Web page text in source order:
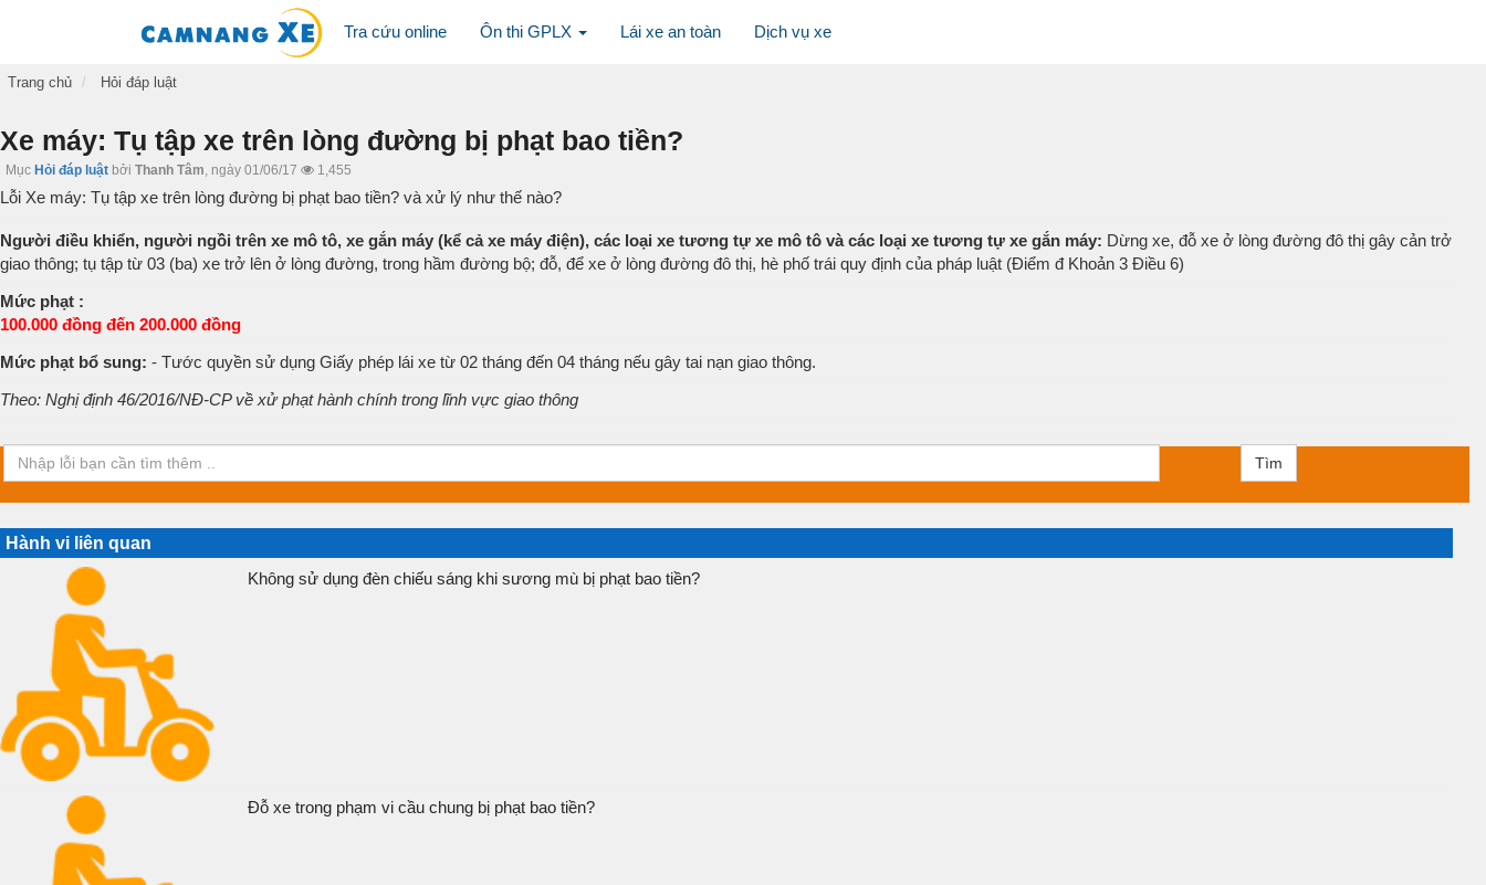
Tra cứu online Ôn thi GPLX Lái xe an toàn Dịch vụ xe
Trang chủ Hỏi đáp luật
Xe máy: Tụ tập xe trên lòng đường bị phạt bao tiền?
Mục Hỏi đáp luật bởi Thanh Tâm, ngày 01/06/17 1,455
Lỗi Xe máy: Tụ tập xe trên lòng đường bị phạt bao tiền? và xử lý như thế nào?
Người điều khiển, người ngồi trên xe mô tô, xe gắn máy (kể cả xe máy điện), các loại xe tương tự xe mô tô và các loại xe tương tự xe gắn máy: Dừng xe, đỗ xe ở lòng đường đô thị gây cản trở
giao thông; tụ tập từ 03 (ba) xe trở lên ở lòng đường, trong hầm đường bộ; đỗ, để xe ở lòng đường đô thị, hè phố trái quy định của pháp luật (Điểm đ Khoản 3 Điều 6)
Mức phạt :
100.000 đồng đến 200.000 đồng
Mức phạt bổ sung: - Tước quyền sử dụng Giấy phép lái xe từ 02 tháng đến 04 tháng nếu gây tai nạn giao thông.
Theo: Nghị định 46/2016/NĐ-CP về xử phạt hành chính trong lĩnh vực giao thông
Tìm
Hành vi liên quan
Không sử dụng đèn chiếu sáng khi sương mù bị phạt bao tiền?
Đỗ xe trong phạm vi cầu chung bị phạt bao tiền?